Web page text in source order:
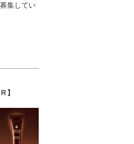
集してい
】